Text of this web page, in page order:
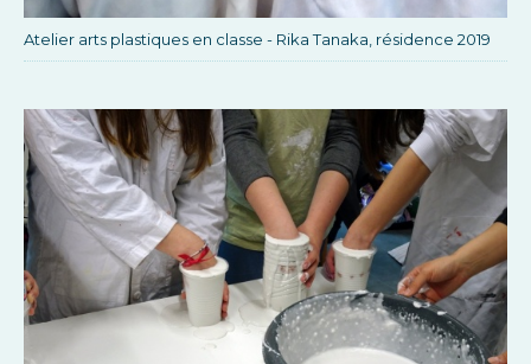
Atelier arts plastiques en classe - Rika Tanaka, résidence 2019